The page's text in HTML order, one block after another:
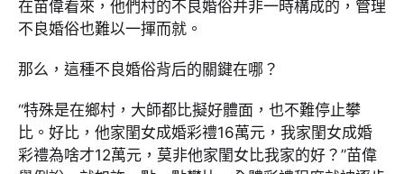
在苗偉看來，他們村的不良婚俗并非一時構成的，管理
不良婚俗也難以一揮而就。
那么，這種不良婚俗背后的關鍵在哪？
“特殊是在鄉村，大師都比擬好體面，也不難停止攀
比。好比，他家閨女成婚彩禮16萬元，我家閨女成婚
彩禮為啥才12萬元，莫非他家閨女比我家的好？”苗偉